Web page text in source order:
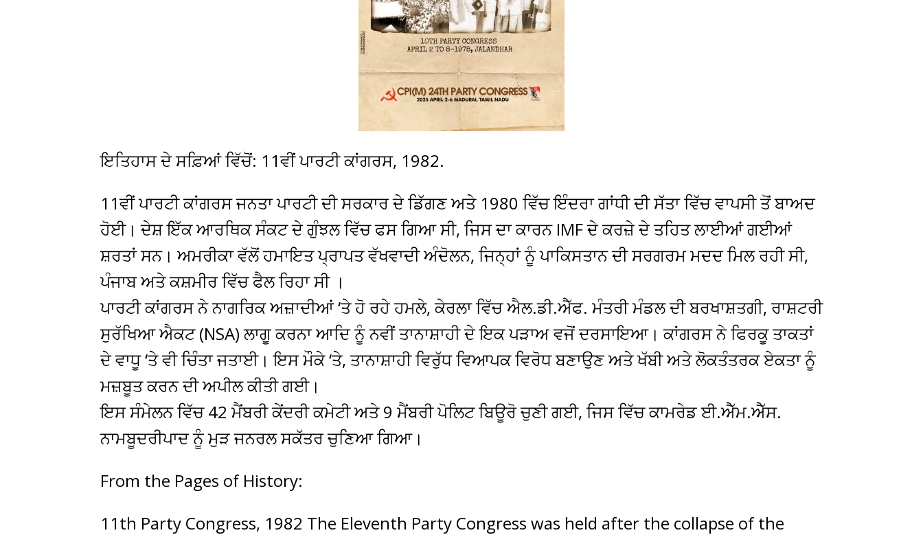
ਇਤਿਹਾਸ ਦੇ ਸਫ਼ਿਆਂ ਵਿੱਚੋਂ: 11ਵੀਂ ਪਾਰਟੀ ਕਾਂਗਰਸ, 1982.
11ਵੀਂ ਪਾਰਟੀ ਕਾਂਗਰਸ ਜਨਤਾ ਪਾਰਟੀ ਦੀ ਸਰਕਾਰ ਦੇ ਡਿੱਗਣ ਅਤੇ 1980 ਵਿੱਚ ਇੰਦਰਾ ਗਾਂਧੀ ਦੀ ਸੱਤਾ ਵਿੱਚ ਵਾਪਸੀ ਤੋਂ ਬਾਅਦ
ਹੋਈ। ਦੇਸ਼ ਇੱਕ ਆਰਥਿਕ ਸੰਕਟ ਦੇ ਗੁੰਝਲ ਵਿੱਚ ਫਸ ਗਿਆ ਸੀ, ਜਿਸ ਦਾ ਕਾਰਨ IMF ਦੇ ਕਰਜ਼ੇ ਦੇ ਤਹਿਤ ਲਾਈਆਂ ਗਈਆਂ
ਸ਼ਰਤਾਂ ਸਨ। ਅਮਰੀਕਾ ਵੱਲੋਂ ਹਮਾਇਤ ਪ੍ਰਾਪਤ ਵੱਖਵਾਦੀ ਅੰਦੋਲਨ, ਜਿਨ੍ਹਾਂ ਨੂੰ ਪਾਕਿਸਤਾਨ ਦੀ ਸਰਗਰਮ ਮਦਦ ਮਿਲ ਰਹੀ ਸੀ,
ਪੰਜਾਬ ਅਤੇ ਕਸ਼ਮੀਰ ਵਿੱਚ ਫੈਲ ਰਿਹਾ ਸੀ ।
ਪਾਰਟੀ ਕਾਂਗਰਸ ਨੇ ਨਾਗਰਿਕ ਅਜ਼ਾਦੀਆਂ ‘ਤੇ ਹੋ ਰਹੇ ਹਮਲੇ, ਕੇਰਲਾ ਵਿੱਚ ਐਲ.ਡੀ.ਐੱਫ. ਮੰਤਰੀ ਮੰਡਲ ਦੀ ਬਰਖਾਸ਼ਤਗੀ, ਰਾਸ਼ਟਰੀ
ਸੁਰੱਖਿਆ ਐਕਟ (NSA) ਲਾਗੂ ਕਰਨਾ ਆਦਿ ਨੂੰ ਨਵੀਂ ਤਾਨਾਸ਼ਾਹੀ ਦੇ ਇਕ ਪੜਾਅ ਵਜੋਂ ਦਰਸਾਇਆ। ਕਾਂਗਰਸ ਨੇ ਫਿਰਕੂ ਤਾਕਤਾਂ
ਦੇ ਵਾਧੂ ‘ਤੇ ਵੀ ਚਿੰਤਾ ਜਤਾਈ। ਇਸ ਮੌਕੇ ‘ਤੇ, ਤਾਨਾਸ਼ਾਹੀ ਵਿਰੁੱਧ ਵਿਆਪਕ ਵਿਰੋਧ ਬਣਾਉਣ ਅਤੇ ਖੱਬੀ ਅਤੇ ਲੋਕਤੰਤਰਕ ਏਕਤਾ ਨੂੰ
ਮਜ਼ਬੂਤ ਕਰਨ ਦੀ ਅਪੀਲ ਕੀਤੀ ਗਈ।
ਇਸ ਸੰਮੇਲਨ ਵਿੱਚ 42 ਮੈਂਬਰੀ ਕੇਂਦਰੀ ਕਮੇਟੀ ਅਤੇ 9 ਮੈਂਬਰੀ ਪੋਲਿਟ ਬਿਊਰੋ ਚੁਣੀ ਗਈ, ਜਿਸ ਵਿੱਚ ਕਾਮਰੇਡ ਈ.ਐੱਮ.ਐੱਸ.
ਨਾਮਬੂਦਰੀਪਾਦ ਨੂੰ ਮੁੜ ਜਨਰਲ ਸਕੱਤਰ ਚੁਣਿਆ ਗਿਆ।
From the Pages of History:
11th Party Congress, 1982 The Eleventh Party Congress was held after the collapse of the